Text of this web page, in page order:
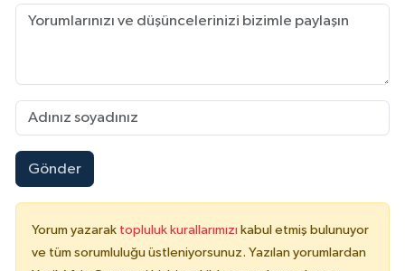
Gönder
Yorum yazarak topluluk kurallarımızı kabul etmiş bulunuyor
ve tüm sorumluluğu üstleniyorsunuz. Yazılan yorumlardan